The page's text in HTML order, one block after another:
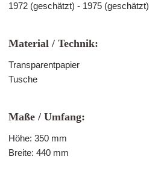
1972 (geschätzt) - 1975 (geschätzt)
Material / Technik:
Transparentpapier
Tusche
Maße / Umfang:
Höhe: 350 mm
Breite: 440 mm